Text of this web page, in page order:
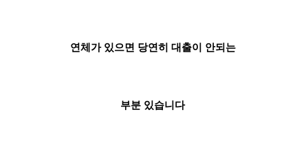
연체가 있으면 당연히 대출이 안되는
부분 있습니다